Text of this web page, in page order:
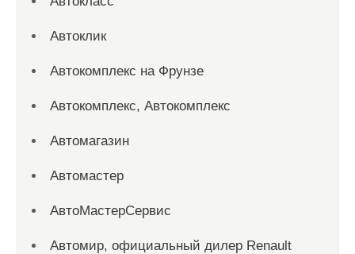
Автоклик
Автокомплекс на Фрунзе
Автокомплекс, Автокомплекс
Автомагазин
Автомастер
АвтоМастерСервис
Автомир, официальный дилер Renault